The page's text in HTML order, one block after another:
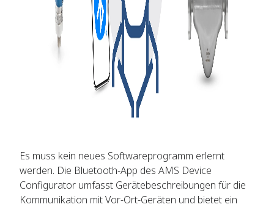
Es muss kein neues Softwareprogramm erlernt
werden. Die Bluetooth-App des AMS Device
Configurator umfasst Gerätebeschreibungen für die
Kommunikation mit Vor-Ort-Geräten und bietet ein